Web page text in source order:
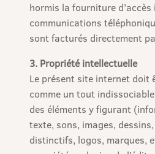
hormis la fourniture
communications
sont facturés directement
3. Propriété intellectuelle
Le présent site internet doit
comme un tout
des éléments y figurant
texte, sons, images,
distinctifs, logos, marques,